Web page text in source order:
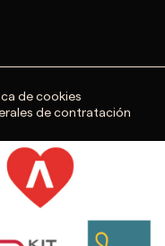
de cookies
de contratación